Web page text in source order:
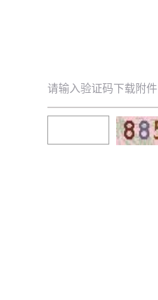
请输入验证码下载附件